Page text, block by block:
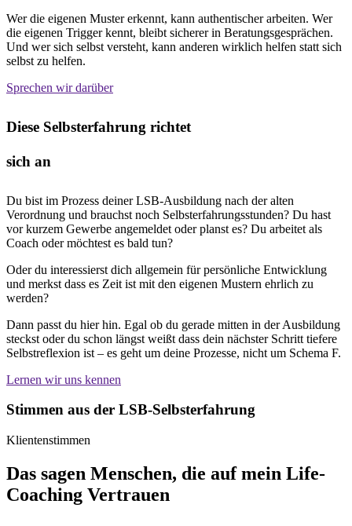
Wer die eigenen Muster erkennt, kann authentischer arbeiten. Wer
die eigenen Trigger kennt, bleibt sicherer in Beratungsgesprächen.
Und wer sich selbst versteht, kann anderen wirklich helfen statt sich
selbst zu helfen.
Sprechen wir darüber
Diese Selbsterfahrung richtet
sich an
Du bist im Prozess deiner LSB-Ausbildung nach der alten
Verordnung und brauchst noch Selbsterfahrungsstunden? Du hast
vor kurzem Gewerbe angemeldet oder planst es? Du arbeitet als
Coach oder möchtest es bald tun?
Oder du interessierst dich allgemein für persönliche Entwicklung
und merkst dass es Zeit ist mit den eigenen Mustern ehrlich zu
werden?
Dann passt du hier hin. Egal ob du gerade mitten in der Ausbildung
steckst oder du schon längst weißt dass dein nächster Schritt tiefere
Selbstreflexion ist – es geht um deine Prozesse, nicht um Schema F.
Lernen wir uns kennen
Stimmen aus der LSB-Selbsterfahrung
Klientenstimmen
Das sagen Menschen, die auf mein Life-
Coaching Vertrauen